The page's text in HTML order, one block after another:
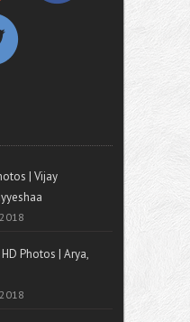
| Vijay
Photos | Arya,